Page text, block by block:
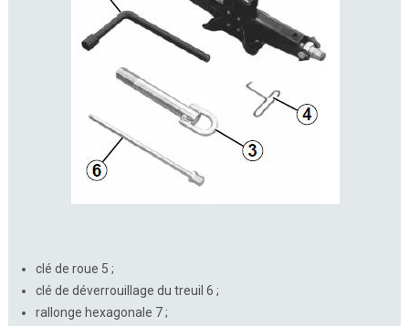
clé de roue 5 ;
clé de déverrouillage du treuil 6 ;
rallonge hexagonale 7 ;